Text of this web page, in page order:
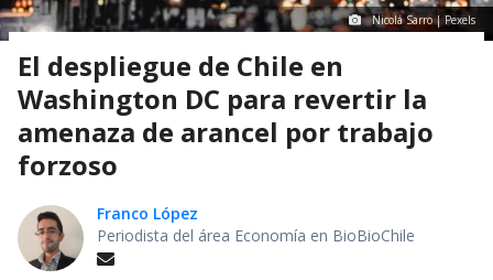
Nicolá Sarro | Pexels
El despliegue de Chile en
Washington DC para revertir la
amenaza de arancel por trabajo
forzoso
Franco López
Periodista del área Economía en BioBioChile